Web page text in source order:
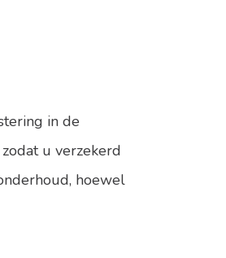
in de
u verzekerd
hoewel